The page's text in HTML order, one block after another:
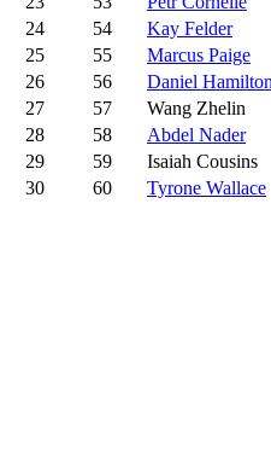
24
54 Kay Felder
25
55 Marcus Paige
26
56 Daniel Hamilton
27
57 Wang Zhelin
28
58 Abdel Nader
29
59 Isaiah Cousins
30
60 Tyrone Wallace